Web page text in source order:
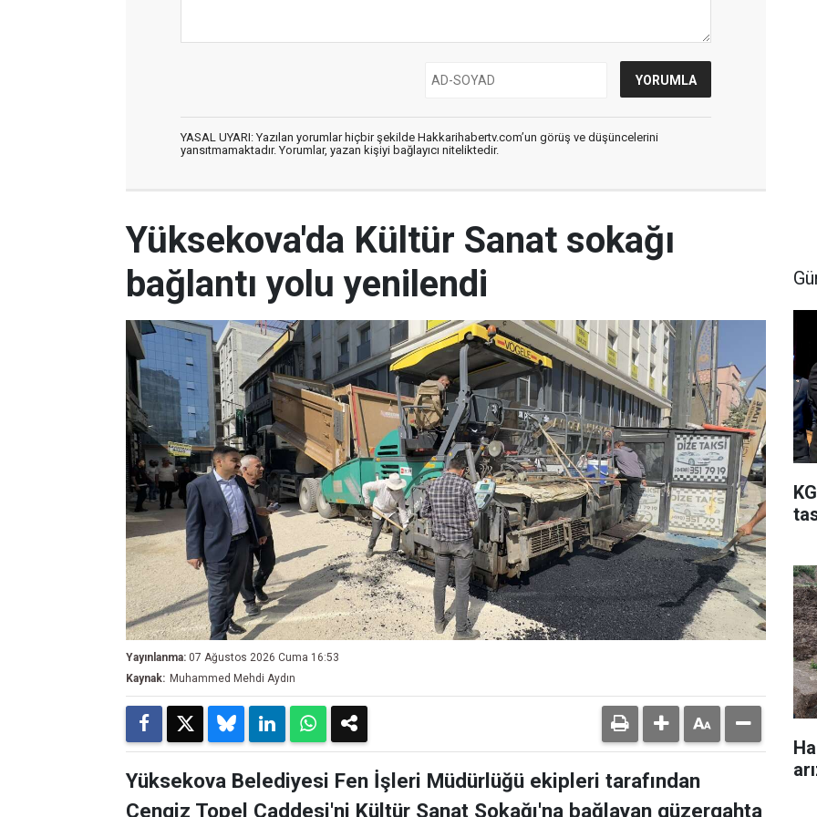
YASAL UYARI: Yazılan yorumlar hiçbir şekilde Hakkarihabertv.com’un görüş ve düşüncelerini
yansıtmamaktadır. Yorumlar, yazan kişiyi bağlayıcı niteliktedir.
Yüksekova'da Kültür Sanat sokağı
bağlantı yolu yenilendi
Yayınlanma: 07 Ağustos 2026 Cuma 16:53
Kaynak: Muhammed Mehdi Aydın
Yüksekova Belediyesi Fen İşleri Müdürlüğü ekipleri tarafından
Cengiz Topel Caddesi'ni Kültür Sanat Sokağı'na bağlayan güzergahta